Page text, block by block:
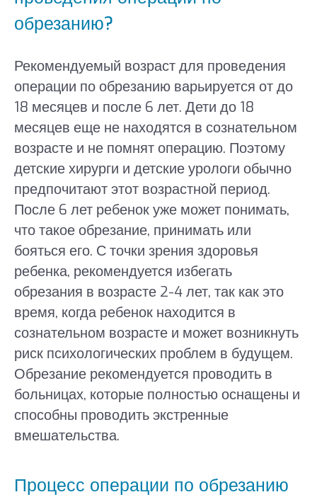
обрезанию?
Рекомендуемый возраст для проведения
операции по обрезанию варьируется от до
18 месяцев и после 6 лет. Дети до 18
месяцев еще не находятся в сознательном
возрасте и не помнят операцию. Поэтому
детские хирурги и детские урологи обычно
предпочитают этот возрастной период.
После 6 лет ребенок уже может понимать,
что такое обрезание, принимать или
бояться его. С точки зрения здоровья
ребенка, рекомендуется избегать
обрезания в возрасте 2-4 лет, так как это
время, когда ребенок находится в
сознательном возрасте и может возникнуть
риск психологических проблем в будущем.
Обрезание рекомендуется проводить в
больницах, которые полностью оснащены и
способны проводить экстренные
вмешательства.
Процесс операции по обрезанию